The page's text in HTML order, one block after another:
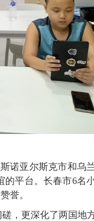
诺亚尔斯克市和乌
平台。 长春市6名
誉。
，更深化了两国地